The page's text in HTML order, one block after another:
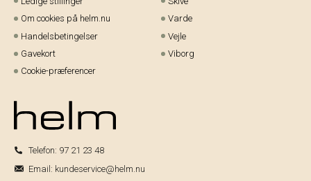
*Ved at tilmelde dig acceptere du vores persondatapolitik
samtykke til at vi må sende dig markedsføring via SMS, e-mail og sociale
media. Du kan til enhver tid afmeldes igen.
HELM
Om os
Butiks- & bytteoversigt